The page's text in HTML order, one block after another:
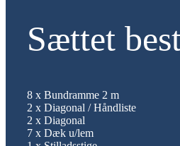
Sættet
8 x Bundramme 2 m
2 x Diagonal / Håndliste
2 x Diagonal
7 x Dæk u/lem